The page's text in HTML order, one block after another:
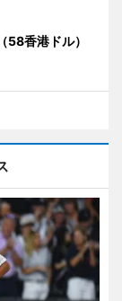
香港ドル）